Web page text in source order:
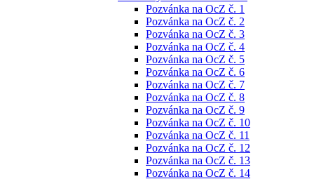
Pozvánka na OcZ č. 1
Pozvánka na OcZ č. 2
Pozvánka na OcZ č. 3
Pozvánka na OcZ č. 4
Pozvánka na OcZ č. 5
Pozvánka na OcZ č. 6
Pozvánka na OcZ č. 7
Pozvánka na OcZ č. 8
Pozvánka na OcZ č. 9
Pozvánka na OcZ č. 10
Pozvánka na OcZ č. 11
Pozvánka na OcZ č. 12
Pozvánka na OcZ č. 13
Pozvánka na OcZ č. 14